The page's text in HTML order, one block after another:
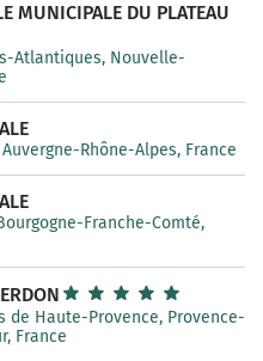
MUNICIPALE DU PLATEAU
Atlantiques, Nouvelle-
Rhône-Alpes, France
Franche-Comté,
de Haute-Provence, Provence-
France